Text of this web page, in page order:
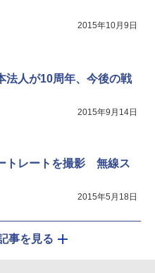
2015年10月9日
法人が10周年、今後の戦
2015年9月14日
トレートを撮影 無線ス
2015年5月18日
事を見る